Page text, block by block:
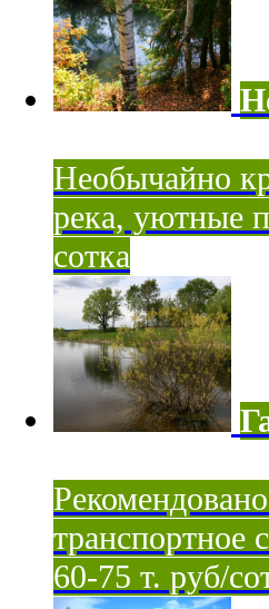
Необычайно
река, уютные
сотка
транспортное
60-75 т. руб/